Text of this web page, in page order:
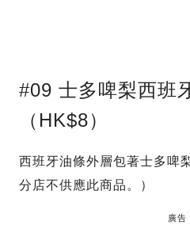
#09 士多啤梨西班
（HK$8）
西班牙油條外層包著士多啤
分店不供應此商品。）
廣告